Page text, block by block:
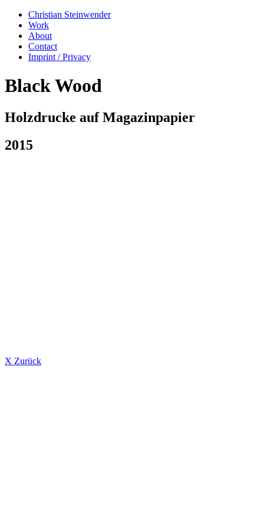
Christian Steinwender
Work
About
Contact
Imprint / Privacy
Black Wood
Holzdrucke auf Magazinpapier
2015
X Zurück